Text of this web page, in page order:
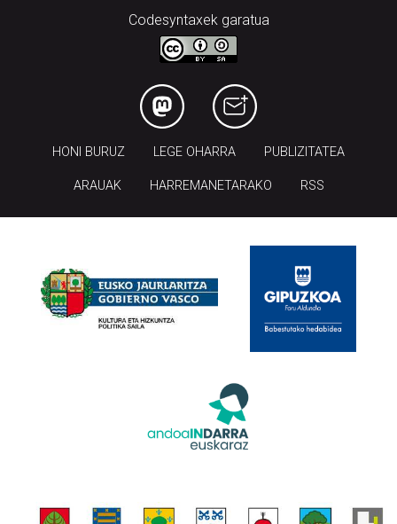
Codesyntaxek garatua
HONI BURUZ LEGE OHARRA PUBLIZITATEA
ARAUAK HARREMANETARAKO RSS